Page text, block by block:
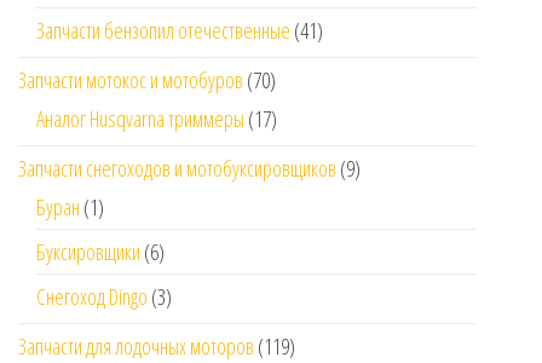
Запчасти бензопил отечественные (41)
Запчасти мотокос и мотобуров (70)
Аналог Husqvarna триммеры (17)
Запчасти снегоходов и мотобуксировщиков (9)
Буран (1)
Буксировщики (6)
Снегоход Dingo (3)
Запчасти для лодочных моторов (119)